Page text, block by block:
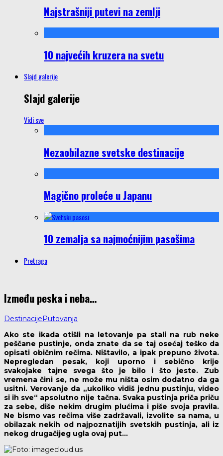
Najstrašniji putevi na zemlji
10 najvećih kruzera na svetu
Slajd galerije
Slajd galerije
Vidi sve
Nezaobilazne svetske destinacije
Magično proleće u Japanu
10 zemalja sa najmoćnijim pasošima
Pretraga
Između peska i neba…
Destinacije Putovanja
Ako ste ikada otišli na letovanje pa stali na rub neke
peščane pustinje, onda znate da se taj osećaj teško da
opisati običnim rečima. Ništavilo, a ipak prepuno života.
Nepregledan pesak, koji uporno i sebično krije
svakojake tajne svega što je bilo i što jeste. Zub
vremena čini se, ne može mu ništa osim dodatno da ga
usitni. Verovanje da „ukoliko vidiš jednu pustinju, video
si ih sve“ apsolutno nije tačna. Svaka pustinja priča priču
za sebe, diše nekim drugim plućima i piše svoja pravila.
Ne bismo vas rečima više zadržavali, izvolite sa nama, u
obilazak nekih od najpoznatijih svetskih pustinja, ali iz
nekog drugačijeg ugla ovaj put…